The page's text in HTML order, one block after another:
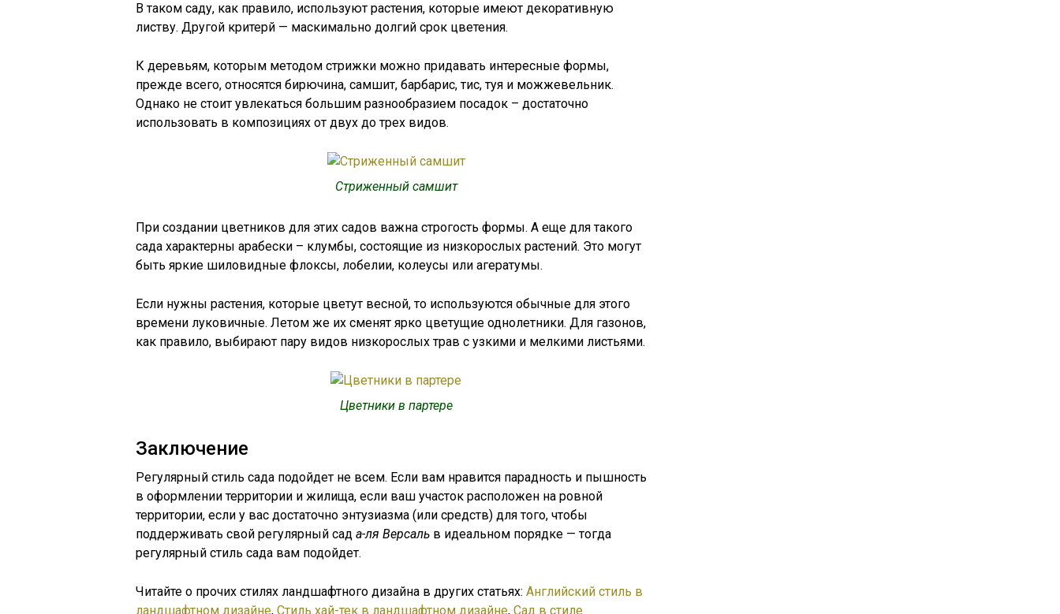
В таком саду, как правило, используют растения, которые имеют декоративную
листву. Другой критерй — маскимально долгий срок цветения.
К деревьям, которым методом стрижки можно придавать интересные формы,
прежде всего, относятся бирючина, самшит, барбарис, тис, туя и можжевельник.
Однако не стоит увлекаться большим разнообразием посадок – достаточно
использовать в композициях от двух до трех видов.
Стриженный самшит
При создании цветников для этих садов важна строгость формы. А еще для такого
сада характерны арабески – клумбы, состоящие из низкорослых растений. Это могут
быть яркие шиловидные флоксы, лобелии, колеусы или агератумы.
Если нужны растения, которые цветут весной, то используются обычные для этого
времени луковичные. Летом же их сменят ярко цветущие однолетники. Для газонов,
как правило, выбирают пару видов низкорослых трав с узкими и мелкими листьями.
Цветники в партере
Заключение
Регулярный стиль сада подойдет не всем. Если вам нравится парадность и пышность
в оформлении территории и жилища, если ваш участок расположен на ровной
территории, если у вас достаточно энтузиазма (или средств) для того, чтобы
поддерживать свой регулярный сад а-ля Версаль в идеальном порядке — тогда
регулярный стиль сада вам подойдет.
Читайте о прочих стилях ландшафтного дизайна в других статьях: Английский стиль в
ландшафтном дизайне, Стиль хай-тек в ландшафтном дизайне, Сад в стиле